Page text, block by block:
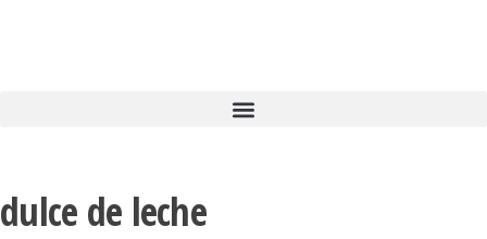
dulce de leche